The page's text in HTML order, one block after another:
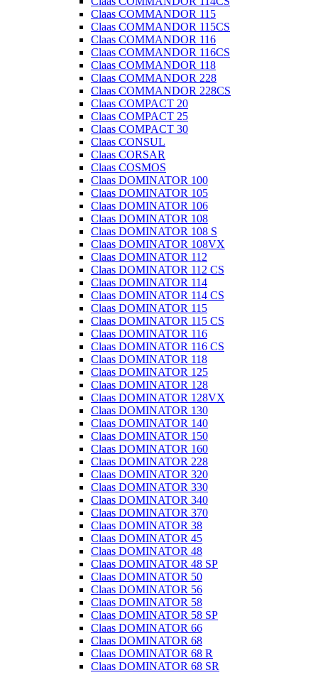
Claas COMMANDOR 115
Claas COMMANDOR 115CS
Claas COMMANDOR 116
Claas COMMANDOR 116CS
Claas COMMANDOR 118
Claas COMMANDOR 228
Claas COMMANDOR 228CS
Claas COMPACT 20
Claas COMPACT 25
Claas COMPACT 30
Claas CONSUL
Claas CORSAR
Claas COSMOS
Claas DOMINATOR 100
Claas DOMINATOR 105
Claas DOMINATOR 106
Claas DOMINATOR 108
Claas DOMINATOR 108 S
Claas DOMINATOR 108VX
Claas DOMINATOR 112
Claas DOMINATOR 112 CS
Claas DOMINATOR 114
Claas DOMINATOR 114 CS
Claas DOMINATOR 115
Claas DOMINATOR 115 CS
Claas DOMINATOR 116
Claas DOMINATOR 116 CS
Claas DOMINATOR 118
Claas DOMINATOR 125
Claas DOMINATOR 128
Claas DOMINATOR 128VX
Claas DOMINATOR 130
Claas DOMINATOR 140
Claas DOMINATOR 150
Claas DOMINATOR 160
Claas DOMINATOR 228
Claas DOMINATOR 320
Claas DOMINATOR 330
Claas DOMINATOR 340
Claas DOMINATOR 370
Claas DOMINATOR 38
Claas DOMINATOR 45
Claas DOMINATOR 48
Claas DOMINATOR 48 SP
Claas DOMINATOR 50
Claas DOMINATOR 56
Claas DOMINATOR 58
Claas DOMINATOR 58 SP
Claas DOMINATOR 66
Claas DOMINATOR 68
Claas DOMINATOR 68 R
Claas DOMINATOR 68 SR